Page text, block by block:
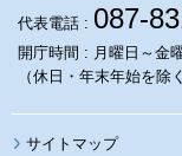
代表電話 : 087-
開庁時間 : 月曜日～金
（休日・年末年始を除
サイトマップ